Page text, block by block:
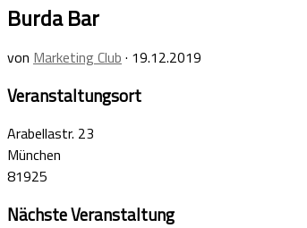
Burda Bar
von Marketing Club · 19.12.2019
Veranstaltungsort
Arabellastr. 23
München
81925
Nächste Veranstaltung